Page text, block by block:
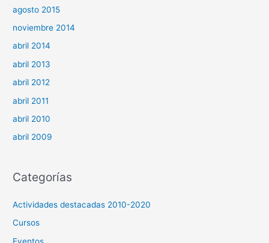
agosto 2015
noviembre 2014
abril 2014
abril 2013
abril 2012
abril 2011
abril 2010
abril 2009
Categorías
Actividades destacadas 2010-2020
Cursos
Eventos